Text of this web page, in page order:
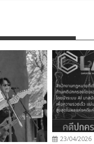
23/04/2026